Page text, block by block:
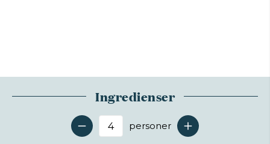
Ingredienser
Antal serveringer
personer